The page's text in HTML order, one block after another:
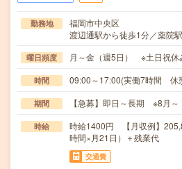
勤務地
福岡市中央区
渡辺通駅から徒歩1分／薬院
曜日頻度 月～金（週5日） ※土日祝休
時間 09:00～17:00(実働7時間 休
期間 【急募】即日～長期 ※8月～
時給
時給1400円 【月収例】
時間×月21日）＋残業代
交通費